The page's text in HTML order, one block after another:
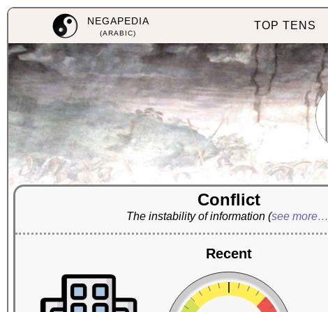
NEGAPEDIA
(ARABIC)
TOP TENS
Conflict
The instability of information (see more…
Recent